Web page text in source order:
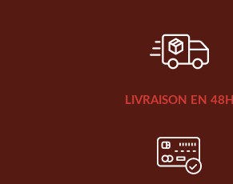
LIVRAISON EN 48H